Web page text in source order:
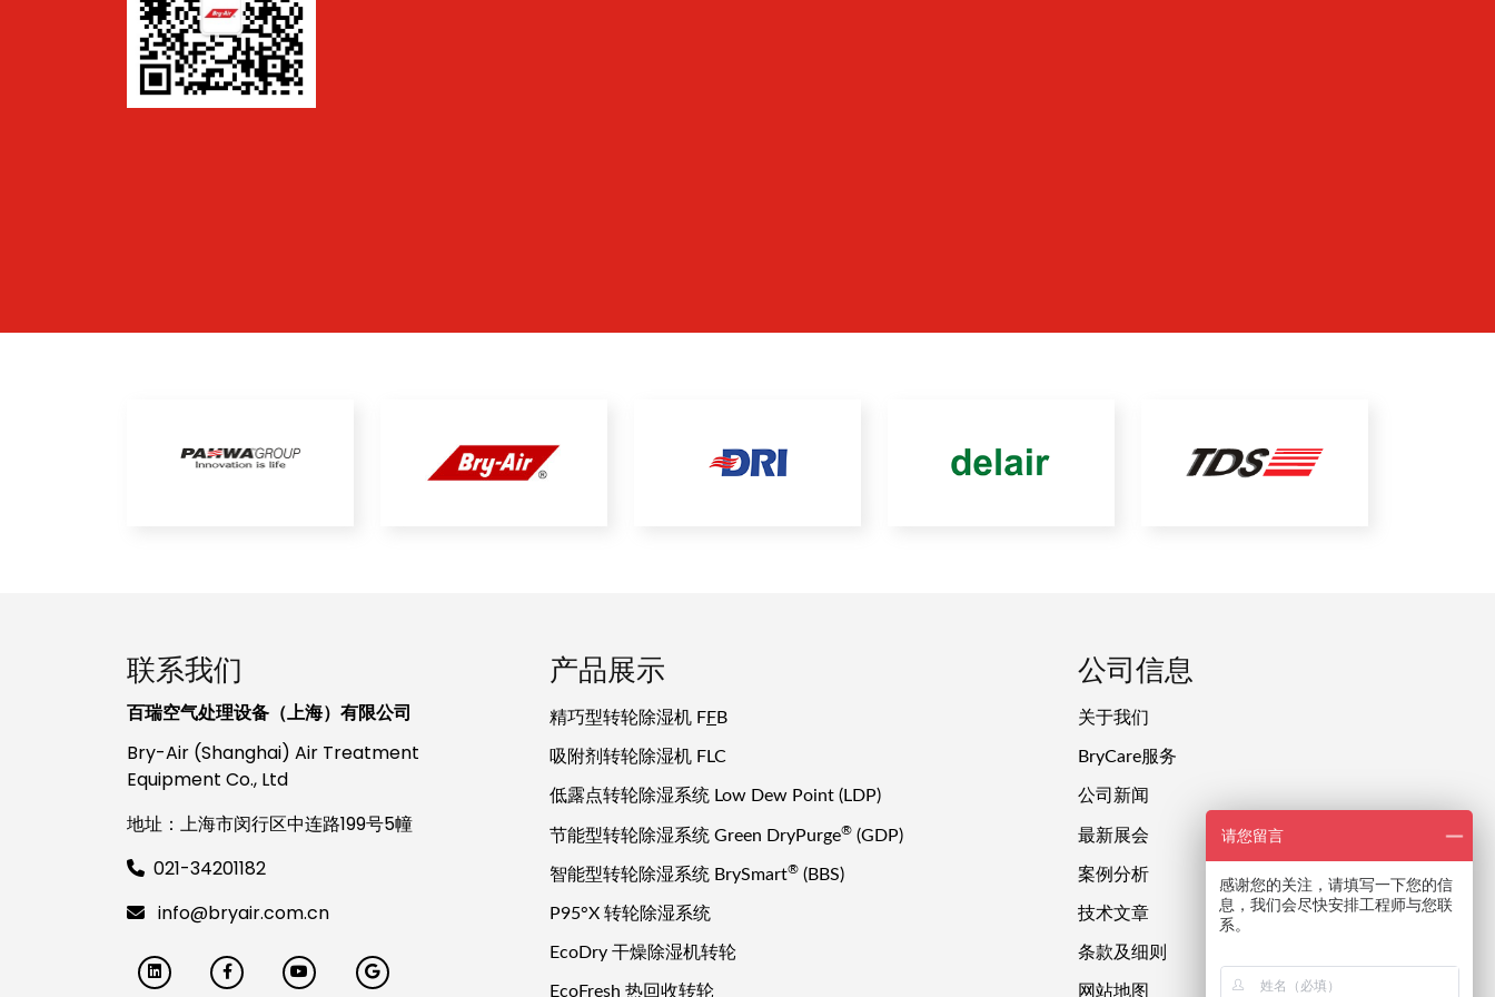
联系我们
百瑞空气处理设备（上海）有限公司
Bry-Air (Shanghai) Air Treatment
Equipment Co., Ltd
地址：上海市闵行区中连路199号5幢
021-34201182
info@bryair.com.cn
产品展示
精巧型转轮除湿机 FFB
吸附剂转轮除湿机 FLC
低露点转轮除湿系统 Low Dew Point (LDP)
节能型转轮除湿系统 Green DryPurge® (GDP)
智能型转轮除湿系统 BrySmart® (BBS)
P95°X 转轮除湿系统
EcoDry 干燥除湿机转轮
EcoFresh 热回收转轮
公司信息
关于我们
BryCare服务
公司新闻
最新展会
案例分析
技术文章
条款及细则
网站地图
请您留言
感谢您的关注，请填写一下您的信
息，我们会尽快安排工程师与您联
系。